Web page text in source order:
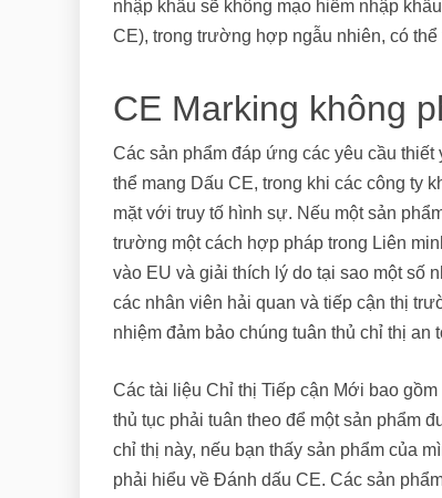
nhập khẩu sẽ không mạo hiểm nhập
CE), trong trường hợp ngẫu nhiên, có
CE Marking không
Các sản phẩm đáp ứng các yêu cầu
thể mang Dấu CE, trong khi các công ty
mặt với truy tố hình sự. Nếu một sản
trường một cách hợp pháp trong Liên
vào EU và giải thích lý do tại sao một số
các nhân viên hải quan và tiếp cận thị
nhiệm đảm bảo chúng tuân thủ chỉ thị
Các tài liệu Chỉ thị Tiếp cận Mới bao
thủ tục phải tuân theo để một sản phẩm
chỉ thị này, nếu bạn thấy sản phẩm của
phải hiểu về Đánh dấu CE. Các sản